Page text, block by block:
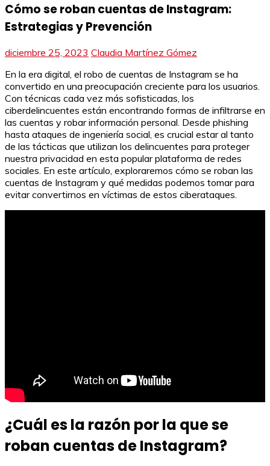
Cómo se roban cuentas de Instagram:
Estrategias y Prevención
diciembre 25, 2023 Claudia Martínez Gómez
En la era digital, el robo de cuentas de Instagram se ha
convertido en una preocupación creciente para los usuarios.
Con técnicas cada vez más sofisticadas, los
ciberdelincuentes están encontrando formas de infiltrarse en
las cuentas y robar información personal. Desde phishing
hasta ataques de ingeniería social, es crucial estar al tanto
de las tácticas que utilizan los delincuentes para proteger
nuestra privacidad en esta popular plataforma de redes
sociales. En este artículo, exploraremos cómo se roban las
cuentas de Instagram y qué medidas podemos tomar para
evitar convertirnos en víctimas de estos ciberataques.
¿Cuál es la razón por la que se
roban cuentas de Instagram?